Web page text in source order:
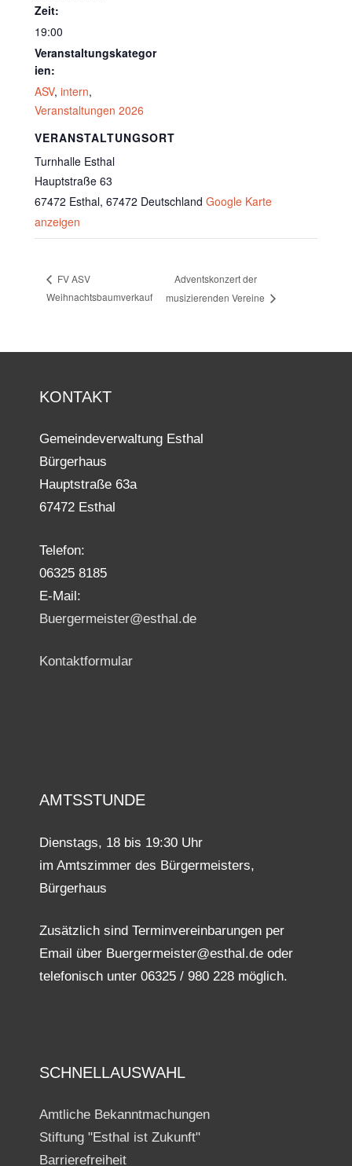
Zeit:
19:00
Veranstaltungskategor
ien:
ASV, intern,
Veranstaltungen 2026
VERANSTALTUNGSORT
Turnhalle Esthal
Hauptstraße 63
67472 Esthal, 67472 Deutschland Google Karte
anzeigen
FV ASV
Weihnachtsbaumverkauf
Adventskonzert der
musizierenden Vereine
KONTAKT
Gemeindeverwaltung Esthal
Bürgerhaus
Hauptstraße 63a
67472 Esthal
Telefon:
06325 8185
E-Mail:
Buergermeister@esthal.de
Kontaktformular
AMTSSTUNDE
Dienstags, 18 bis 19:30 Uhr
im Amtszimmer des Bürgermeisters,
Bürgerhaus
Zusätzlich sind Terminvereinbarungen per
Email über Buergermeister@esthal.de oder
telefonisch unter 06325 / 980 228 möglich.
SCHNELLAUSWAHL
Amtliche Bekanntmachungen
Stiftung "Esthal ist Zukunft"
Barrierefreiheit